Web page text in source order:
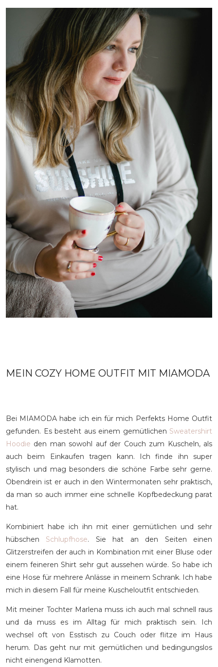
MEIN COZY HOME OUTFIT MIT MIAMODA
Bei MIAMODA habe ich ein für mich Perfekts Home Outfit
gefunden. Es besteht aus einem gemütlichen Sweatershirt
Hoodie den man sowohl auf der Couch zum Kuscheln, als
auch beim Einkaufen tragen kann. Ich finde ihn super
stylisch und mag besonders die schöne Farbe sehr gerne.
Obendrein ist er auch in den Wintermonaten sehr praktisch,
da man so auch immer eine schnelle Kopfbedeckung parat
hat.
Kombiniert habe ich ihn mit einer gemütlichen und sehr
hübschen Schlupfhose. Sie hat an den Seiten einen
Glitzerstreifen der auch in Kombination mit einer Bluse oder
einem feineren Shirt sehr gut aussehen würde. So habe ich
eine Hose für mehrere Anlässe in meinem Schrank. Ich habe
mich in diesem Fall für meine Kuscheloutfit entschieden.
Mit meiner Tochter Marlena muss ich auch mal schnell raus
und da muss es im Alltag für mich praktisch sein. Ich
wechsel oft von Esstisch zu Couch oder flitze im Haus
herum. Das geht nur mit gemütlichen und bedingungslos
nicht einengend Klamotten.